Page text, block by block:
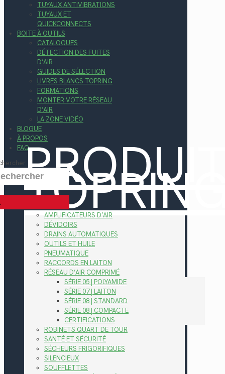
TUYAUX ANTIVIBRATIONS
TUYAUX ET
QUICKCONNECTS
BOITE À OUTILS
CATALOGUES
DÉTECTION DES FUITES
D’AIR
GUIDES DE SÉLECTION
LIVRES BLANCS TOPRING
FORMATIONS
MONTER VOTRE RÉSEAU
D’AIR
LA ZONE VIDÉO
BLOGUE
À PROPOS
FAQ
AMPLIFICATEURS D’AIR
DÉVIDOIRS
DRAINS AUTOMATIQUES
OUTILS ET HUILE
PNEUMATIQUE
RACCORDS EN LAITON
RÉSEAU D’AIR COMPRIMÉ
SÉRIE 05 | POLYAMIDE
SÉRIE 07 | LAITON
SÉRIE 08 | STANDARD
SÉRIE 08 | COMPACTE
CERTIFICATIONS
ROBINETS QUART DE TOUR
SANTÉ ET SÉCURITÉ
SÉCHEURS FRIGORIFIQUES
SILENCIEUX
SOUFFLETTES